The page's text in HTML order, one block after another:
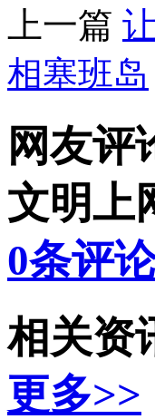
上一篇
相塞班岛
网友评
文明上
0条评
相关资
更多>>